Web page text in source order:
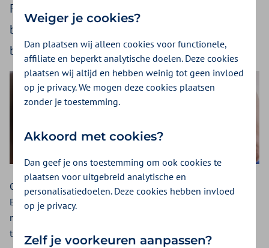
Focust u zich op de aanpak van stress, meer
beweging, betere voeding of is de mentale
balans het belangrijkst?
Of als we dan toch bezig zijn, pakken we alles tegelijk aan?
En als u dan een richting heeft gekozen, wat is dan de beste
manier om het aan te pakken? Een aantal tips om u op weg
te helpen.
Weiger je cookies?
Dan plaatsen wij alleen cookies voor functionele,
affiliate en beperkt analytische doelen. Deze cookies
plaatsen wij altijd en hebben weinig tot geen invloed
op je privacy. We mogen deze cookies plaatsen
zonder je toestemming.
Akkoord met cookies?
Dan geef je ons toestemming om ook cookies te
plaatsen voor uitgebreid analytische en
personalisatiedoelen. Deze cookies hebben invloed
op je privacy.
Zelf je voorkeuren aanpassen?